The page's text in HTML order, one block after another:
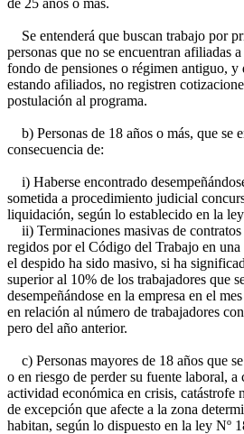
de 25 años o más.
Se entenderá que buscan trabajo por
personas que no se encuentran afiliadas
fondo de pensiones o régimen antiguo, y
estando afiliados, no registren
postulación al programa.
b) Personas de 18 años o más, que se
consecuencia de:
i) Haberse encontrado
sometida a procedimiento judicial
liquidación, según lo establecido en la
ii) Terminaciones masivas de contratos
regidos por el Código del Trabajo en una
el despido ha sido masivo, si ha
superior al 10% de los trabajadores que
desempeñándose en la empresa en el
en relación al número de trabajadores
pero del año anterior.
c) Personas mayores de 18 años que
o en riesgo de perder su fuente laboral, a
actividad económica en crisis, catástrofe
de excepción que afecte a la zona
habitan, según lo dispuesto en la ley Nº